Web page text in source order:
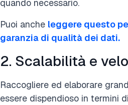
quando necessario.
Puoi anche leggere questo
garanzia di qualità dei dati.
2. Scalabilità e
Raccogliere ed elaborare
essere dispendioso in termini